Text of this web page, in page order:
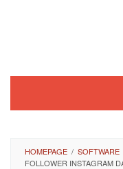
HOMEPAGE / SOFTWARE
FOLLOWER INSTAGRAM